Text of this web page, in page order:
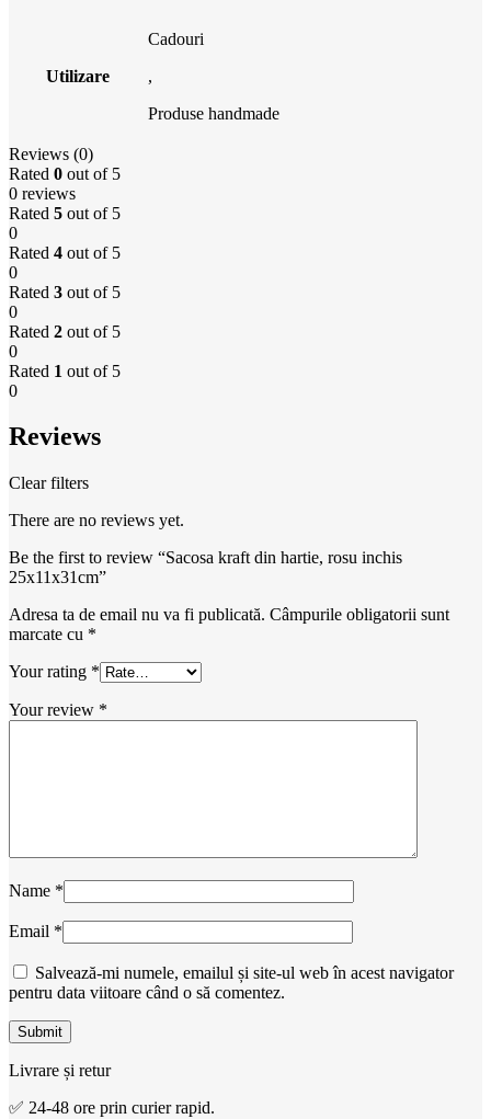
Utilizare
Cadouri
,
Produse handmade
Reviews (0)
Rated 0 out of 5
0 reviews
Rated 5 out of 5
0
Rated 4 out of 5
0
Rated 3 out of 5
0
Rated 2 out of 5
0
Rated 1 out of 5
0
Reviews
Clear filters
There are no reviews yet.
Be the first to review “Sacosa kraft din hartie, rosu inchis
25x11x31cm”
Adresa ta de email nu va fi publicată. Câmpurile obligatorii sunt
marcate cu *
Your rating *
Your review *
Name *
Email *
Salvează-mi numele, emailul și site-ul web în acest navigator
pentru data viitoare când o să comentez.
Livrare și retur
✅ 24-48 ore prin curier rapid.